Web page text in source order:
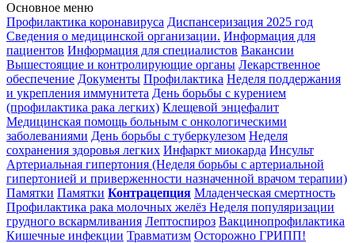
Основное меню
Профилактика коронавируса Диспансеризация 2025 год
Сведения о медицинской организации. Информация для
пациентов Информация для специалистов Вакансии
Вышестоящие и контролирующие органы Лекарственное
обеспечение Документы Профилактика Неделя поддержания
и укрепления иммунитета День борьбы с курением
(профилактика рака легких) Клещевой энцефалит
Медицинская помощь больным с онкологическими
заболеваниями День борьбы с туберкулезом Неделя
сохранения здоровья легких Инфаркт миокарда Инсульт
Артериальная гипертония (Неделя борьбы с артериальной
гипертонией и приверженности назначенной врачом терапии)
Памятки Памятки Контрацепция Младенческая смертность
Профилактика рака молочных желёз Неделя популяризации
грудного вскармливания Лептоспироз Вакцинопрофилактика
Кишечные инфекции Травматизм Осторожно ГРИПП!